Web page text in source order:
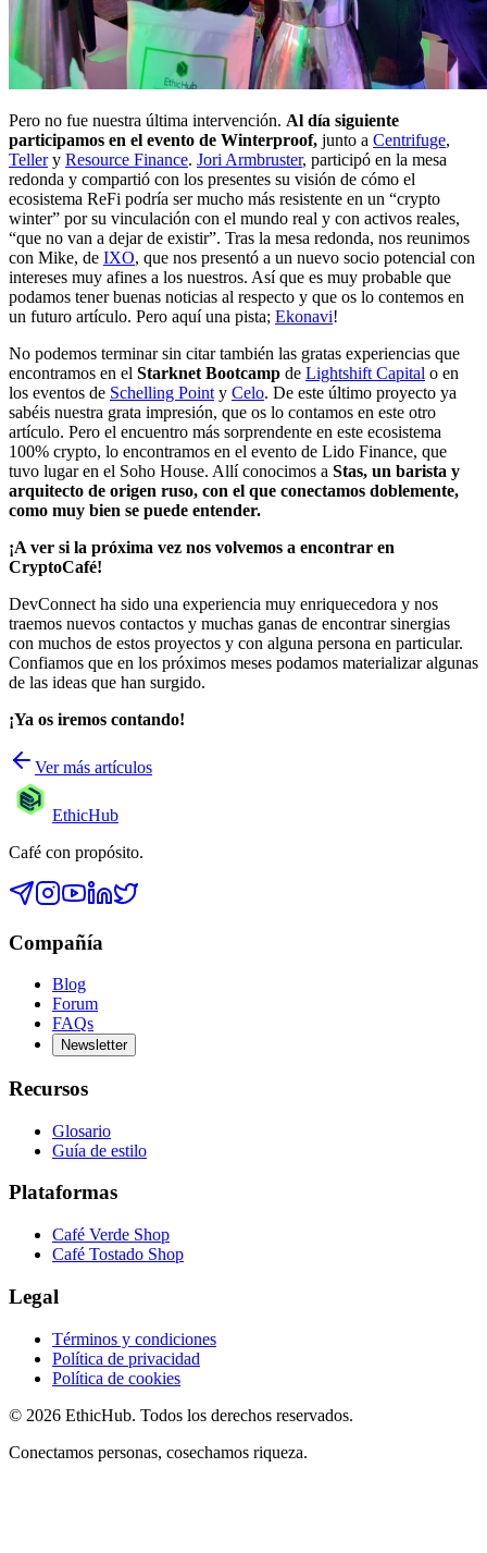
Pero no fue nuestra última intervención. Al día siguiente
participamos en el evento de Winterproof, junto a Centrifuge,
Tellery Resource Finance. Jori Armbruster, participó en la mesa
redonda y compartió con los presentes su visión de cómo el
ecosistema ReFi podría ser mucho más resistente en un “crypto
winter” por su vinculación con el mundo real y con activos reales,
“que no van a dejar de existir”. Tras la mesa redonda, nos reunimos
con Mike, de IXO, que nos presentó a un nuevo socio potencial con
intereses muy afines a los nuestros. Así que es muy probable que
podamos tener buenas noticias al respecto y que os lo contemos en
un futuro artículo. Pero aquí una pista; Ekonavi!
No podemos terminar sin citar también las gratas experiencias que
encontramos en el Starknet Bootcamp de Lightshift Capital o en
los eventos de Schelling Point y Celo. De este último proyecto ya
sabéis nuestra grata impresión, que os lo contamos en este otro
artículo. Pero el encuentro más sorprendente en este ecosistema
100% crypto, lo encontramos en el evento de Lido Finance, que
tuvo lugar en el Soho House. Allí conocimos a Stas, un barista y
arquitecto de origen ruso, con el que conectamos doblemente,
como muy bien se puede entender.
¡A ver si la próxima vez nos volvemos a encontrar en
CryptoCafé!
DevConnect ha sido una experiencia muy enriquecedora y nos
traemos nuevos contactos y muchas ganas de encontrar sinergias
con muchos de estos proyectos y con alguna persona en particular.
Confiamos que en los próximos meses podamos materializar algunas
de las ideas que han surgido.
¡Ya os iremos contando!
Ver más artículos
EthicHub
Café con propósito.
Compañía
Blog
Forum
FAQs
Newsletter
Recursos
Glosario
Guía de estilo
Plataformas
Café Verde Shop
Café Tostado Shop
Legal
Términos y condiciones
Política de privacidad
Política de cookies
© 2026 EthicHub. Todos los derechos reservados.
Conectamos personas, cosechamos riqueza.